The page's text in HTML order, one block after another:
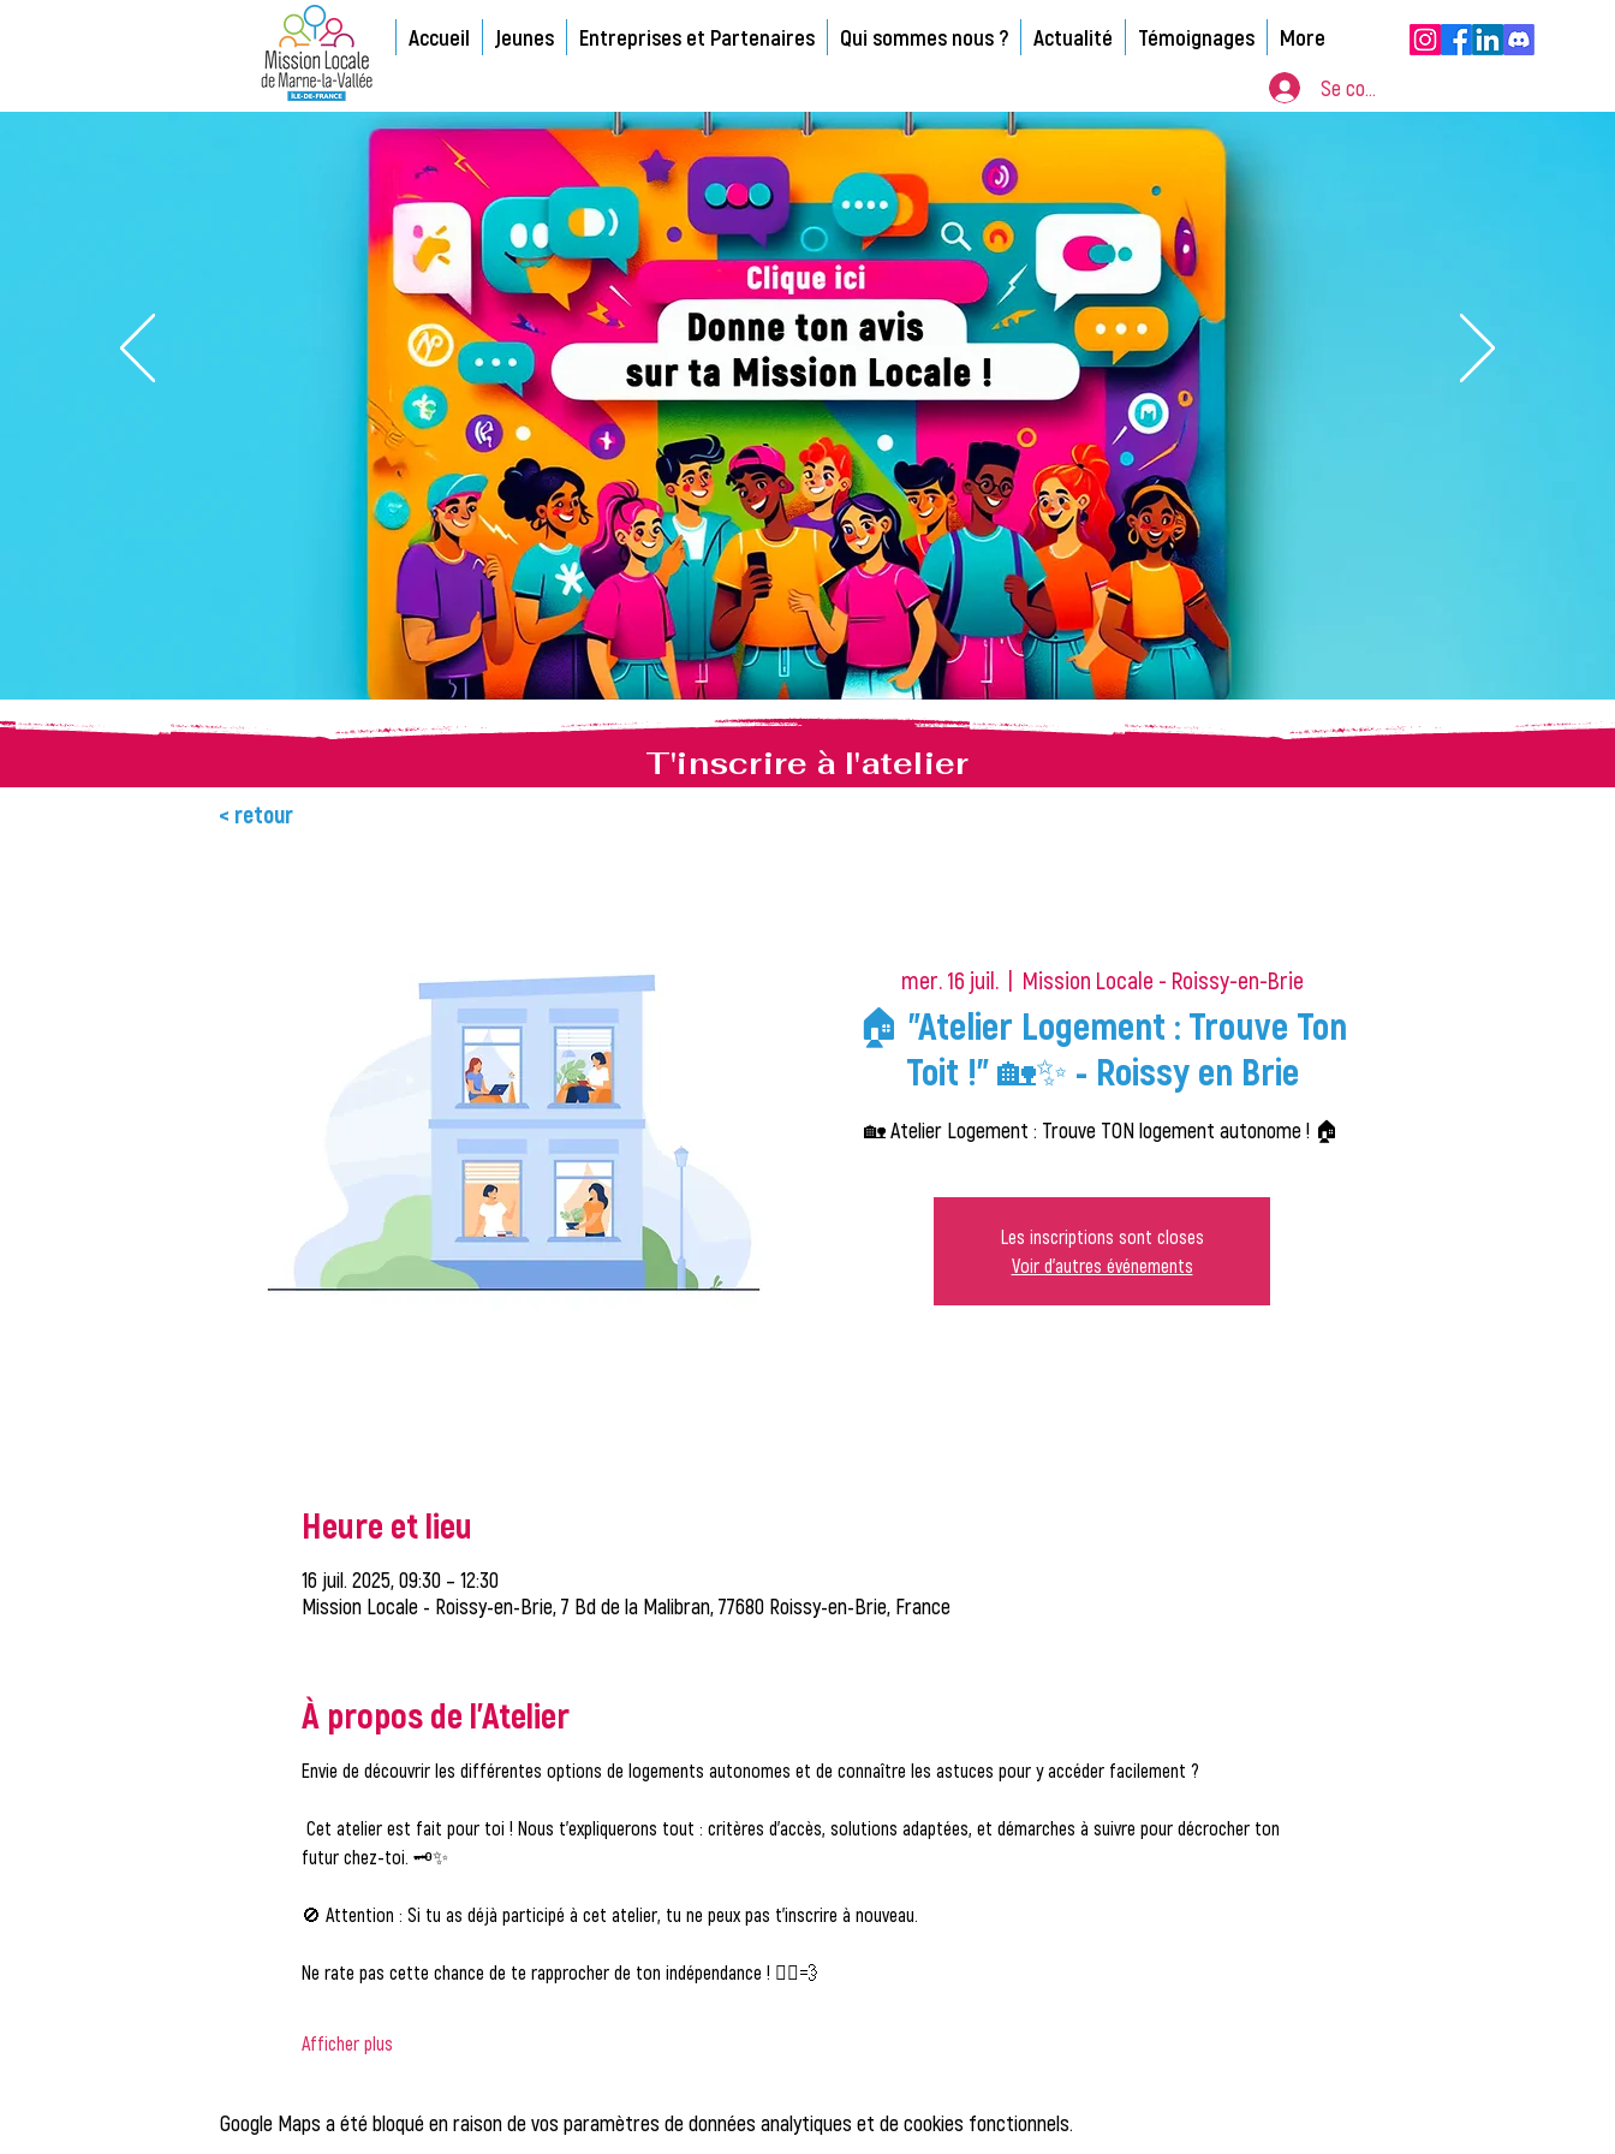
Accueil Jeunes Entreprises et Partenaires Qui sommes nous ? Actualité Témoignages More
Se connecter
T'inscrire à l'atelier
< retour
mer. 16 juil.
  |
Mission Locale - Roissy-en-Brie
🏠 "Atelier Logement : Trouve Ton
Toit !" 🏡✨ - Roissy en Brie
🏡 Atelier Logement : Trouve TON logement autonome ! 🏠
Les inscriptions sont closes
Voir d'autres événements
Heure et lieu
16 juil. 2025, 09:30 – 12:30
Mission Locale - Roissy-en-Brie, 7 Bd de la Malibran, 77680 Roissy-en-Brie, France
À propos de l'Atelier
Envie de découvrir les différentes options de logements autonomes et de connaître les astuces pour y accéder facilement ?
futur chez-toi. 🗝️✨
🚫 Attention : Si tu as déjà participé à cet atelier, tu ne peux pas t'inscrire à nouveau.
Ne rate pas cette chance de te rapprocher de ton indépendance ! 🏃‍♂️💨
Afficher plus
Google Maps a été bloqué en raison de vos paramètres de données analytiques et de cookies fonctionnels.